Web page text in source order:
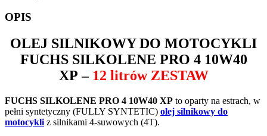
OPIS
OLEJ SILNIKOWY DO MOTOCYKLI
FUCHS SILKOLENE PRO 4 10W40
XP – 12 litrów ZESTAW
FUCHS SILKOLENE PRO 4 10W40 XP to oparty na estrach, w
pełni syntetyczny (FULLY SYNTETIC) olej silnikowy do
motocykli z silnikami 4-suwowych (4T).